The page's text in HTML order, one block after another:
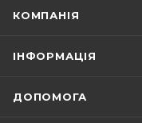
КОМПАНІЯ
ІНФОРМАЦІЯ
ДОПОМОГА